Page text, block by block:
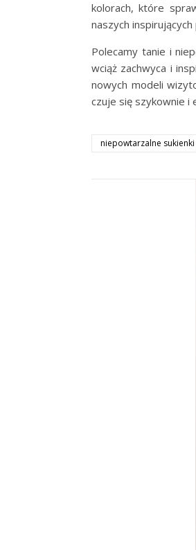
kolorach, które
naszych
Polecamy tanie i
wciąż zachwyca i
nowych modeli
czuje się szykownie i
niepowtarzalne sukienki